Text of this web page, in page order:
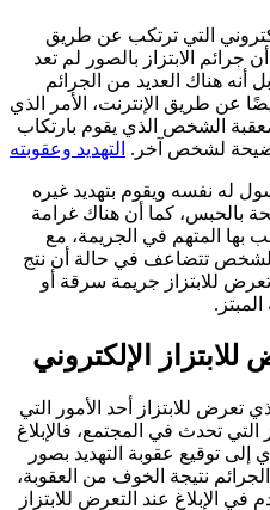
التي ترتكب عن طريق
جرائم الابتزاز بالصور لم تعد
أنه هناك العديد من الجرائم
عن طريق الإنترنت، الأمر الذي
الشخص الذي يقوم بارتكاب
لشخص آخر. التهديد وعقوبته
له نفسه ويقوم بتهديد غيره
بالحبس، كما أن هناك غرامة
بها المتهم في الجريمة، مع
الشخص تتضاعف في حالة أن نتج
للابتزاز جريمة سرقة أو
الإلكتروني
للابتزاز أحد الأمور التي
التي تحدث في المجتمع، فالإبلاغ
توقيع عقوبة التهديد بصور
نتيجة الخوف من العقوبة،
الإبلاغ عند التعرض للابتزاز